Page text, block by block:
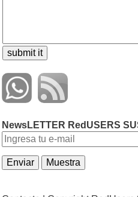
NewsLETTER RedUSERS